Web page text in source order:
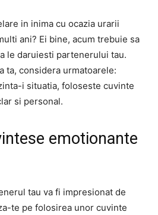
in inima cu ocazia urarii
ani? Ei bine, acum trebuie sa
le daruiesti partenerului tau.
ta, considera urmatoarele:
i situatia, foloseste cuvinte
si personal.
emotionante
tau va fi impresionat de
te pe folosirea unor cuvinte